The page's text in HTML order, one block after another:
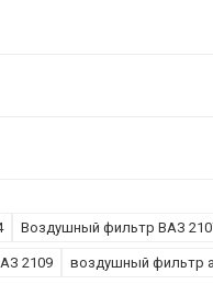
Воздушный фильтр ВАЗ
2109 воздушный фильтр